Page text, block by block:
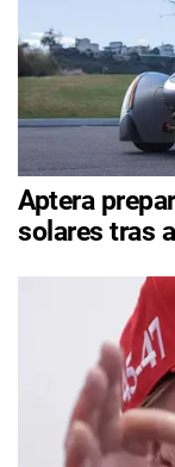
Aptera
solares tras